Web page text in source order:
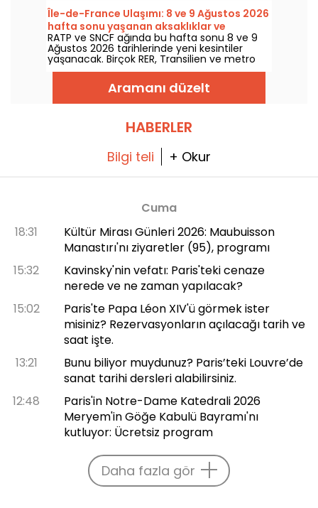
ve SNCF'e göre.
Île-de-France Ulaşımı: 8 ve 9 Ağustos 2026
hafta sonu yaşanan aksaklıklar ve
çalışmalar
RATP ve SNCF ağında bu hafta sonu 8 ve 9
Ağustos 2026 tarihlerinde yeni kesintiler
yaşanacak. Birçok RER, Transilien ve metro
hattı çalışma ve kesintilerden etkilenecek;
seyahatinizi önceden planlamanıza yardımcı
olmak için her şeyi sizlerle paylaşıyoruz.
Aramanı düzelt
HABERLER
Bilgi teli + Okur
Cuma
18:31
Kültür Mirası Günleri 2026: Maubuisson
Manastırı'nı ziyaretler (95), programı
15:32
Kavinsky'nin vefatı: Paris'teki cenaze
nerede ve ne zaman yapılacak?
15:02
Paris'te Papa Léon XIV'ü görmek ister
misiniz? Rezervasyonların açılacağı tarih ve
saat işte.
13:21
Bunu biliyor muydunuz? Paris’teki Louvre’de
sanat tarihi dersleri alabilirsiniz.
12:48
Paris'in Notre-Dame Katedrali 2026
Meryem'in Göğe Kabulü Bayramı'nı
kutluyor: Ücretsiz program
Daha fazla gör